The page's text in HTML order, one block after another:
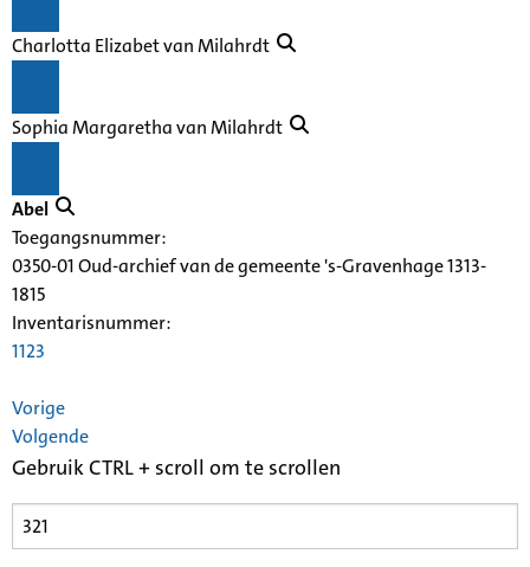
Charlotta Elizabet van Milahrdt
Sophia Margaretha van Milahrdt
Abel
Toegangsnummer:
0350-01 Oud-archief van de gemeente 's-Gravenhage 1313-
1815
Inventarisnummer:
1123
Vorige
Volgende
Gebruik CTRL + scroll om te scrollen